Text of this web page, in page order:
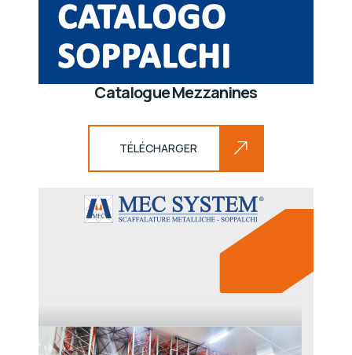
Catalogue Mezzanines
TÉLÉCHARGER